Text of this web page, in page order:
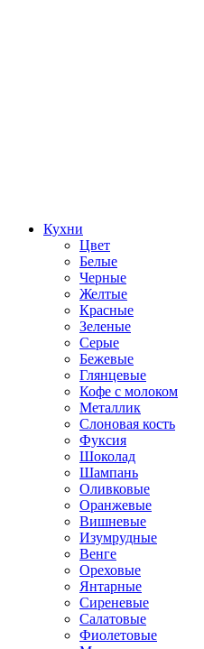
Кухни
Цвет
Белые
Черные
Желтые
Красные
Зеленые
Серые
Бежевые
Глянцевые
Кофе с молоком
Металлик
Слоновая кость
Фуксия
Шоколад
Шампань
Оливковые
Оранжевые
Вишневые
Изумрудные
Венге
Ореховые
Янтарные
Сиреневые
Салатовые
Фиолетовые